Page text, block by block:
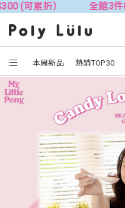
全館3件88折！🦄
本周新品 熱銷TOP30